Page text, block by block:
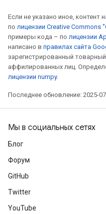
Если не указано иное, контент
по лицензии Creative Commons
примеры кода – по лицензии
написано в правилах сайта
зарегистрированный
аффилированных лиц.
лицензии numpy.
Последнее обновление: 2025-
Мы в социальных сетях
Блог
Форум
GitHub
Twitter
YouTube